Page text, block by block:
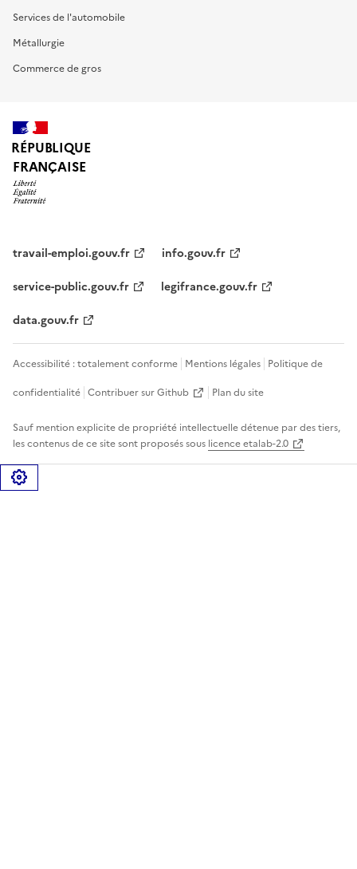
Services de l'automobile
Métallurgie
Commerce de gros
RÉPUBLIQUE
FRANÇAISE
travail-emploi.gouv.fr
info.gouv.fr
service-public.gouv.fr
legifrance.gouv.fr
data.gouv.fr
Accessibilité : totalement conforme Mentions légales Politique de
confidentialité Contribuer sur Github Plan du site
Sauf mention explicite de propriété intellectuelle détenue par des tiers,
les contenus de ce site sont proposés sous licence etalab-2.0
Gérer les cookies